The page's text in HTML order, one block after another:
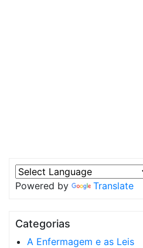
Powered by Translate
Categorias
A Enfermagem e as Leis